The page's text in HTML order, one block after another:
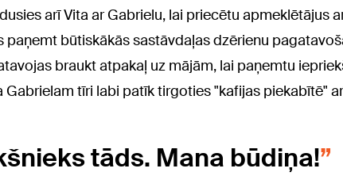
arī Vita ar Gabrielu, lai priecētu apmeklētājus
paņemt būtiskākās sastāvdaļas dzērienu
braukt atpakaļ uz mājām, lai paņemtu
Gabrielam tīri labi patīk tirgoties "kafijas piekabītē"
tāds. Mana būdiņa!